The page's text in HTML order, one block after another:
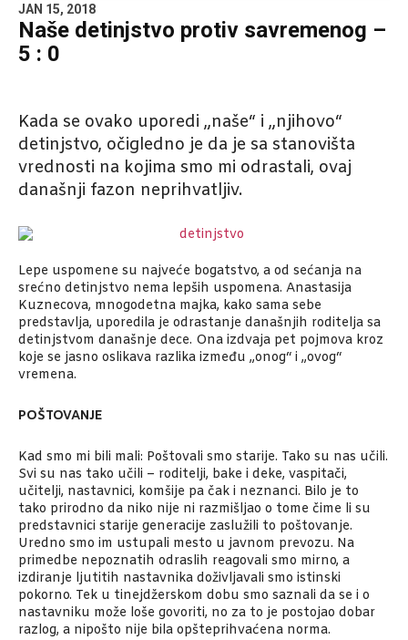
JAN 15, 2018
Naše detinjstvo protiv savremenog –
5 : 0
Kada se ovako uporedi „naše“ i „njihovo“
detinjstvo, očigledno je da je sa stanovišta
vrednosti na kojima smo mi odrastali, ovaj
današnji fazon neprihvatljiv.
Lepe uspomene su najveće bogatstvo, a od sećanja na
srećno detinjstvo nema lepših uspomena. Anastasija
Kuznecova, mnogodetna majka, kako sama sebe
predstavlja, uporedila je odrastanje današnjih roditelja sa
detinjstvom današnje dece. Ona izdvaja pet pojmova kroz
koje se jasno oslikava razlika između „onog“ i „ovog“
vremena.
POŠTOVANJE
Kad smo mi bili mali: Poštovali smo starije. Tako su nas učili.
Svi su nas tako učili – roditelji, bake i deke, vaspitači,
učitelji, nastavnici, komšije pa čak i neznanci. Bilo je to
tako prirodno da niko nije ni razmišljao o tome čime li su
predstavnici starije generacije zaslužili to poštovanje.
Uredno smo im ustupali mesto u javnom prevozu. Na
primedbe nepoznatih odraslih reagovali smo mirno, a
izdiranje ljutitih nastavnika doživljavali smo istinski
pokorno. Tek u tinejdžerskom dobu smo saznali da se i o
nastavniku može loše govoriti, no za to je postojao dobar
razlog, a nipošto nije bila opšteprihvaćena norma.